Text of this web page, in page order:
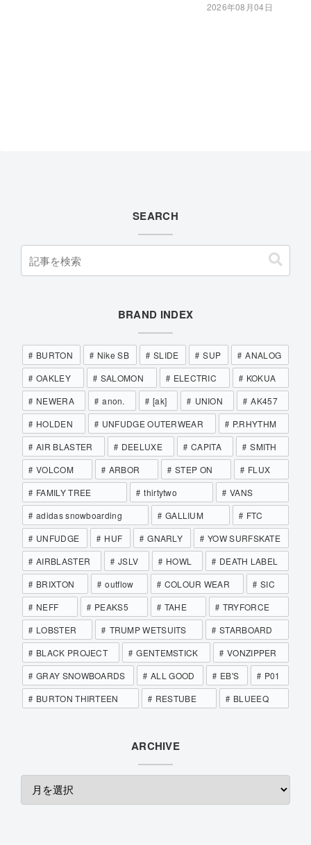
2026年08月04日
SEARCH
BRAND INDEX
BURTON Nike SB SLIDE SUP
ANALOG
OAKLEY
SALOMON ELECTRIC
KOKUA
NEWERA
anon. [ak] UNION
AK457
HOLDEN
UNFUDGE OUTERWEAR
P.RHYTHM
AIR BLASTER
DEELUXE CAPITA
SMITH
VOLCOM
ARBOR STEP ON
FLUX
FAMILY TREE
thirtytwo
VANS
adidas snowboarding
GALLIUM
FTC
UNFUDGE
HUF GNARLY
YOW SURFSKATE
AIRBLASTER
JSLV HOWL
DEATH LABEL
BRIXTON
outflow COLOUR WEAR
SIC
NEFF
PEAKS5 TAHE
TRYFORCE
LOBSTER
TRUMP WETSUITS
STARBOARD
BLACK PROJECT
GENTEMSTICK
VONZIPPER
GRAY SNOWBOARDS
ALL GOOD EB'S
P01
BURTON THIRTEEN
RESTUBE BLUEEQ
ARCHIVE